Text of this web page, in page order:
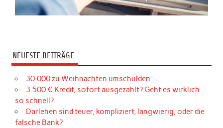
NEUESTE BEITRÄGE
30.000 zu Weihnachten umschulden
3.500 € Kredit, sofort ausgezahlt? Geht es wirklich
so schnell?
Darlehen sind teuer, kompliziert, langwierig, oder die
falsche Bank?